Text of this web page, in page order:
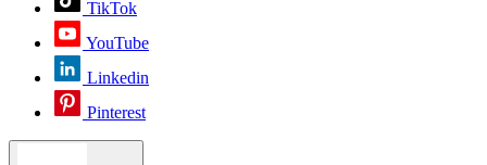
TikTok
YouTube
Linkedin
Pinterest